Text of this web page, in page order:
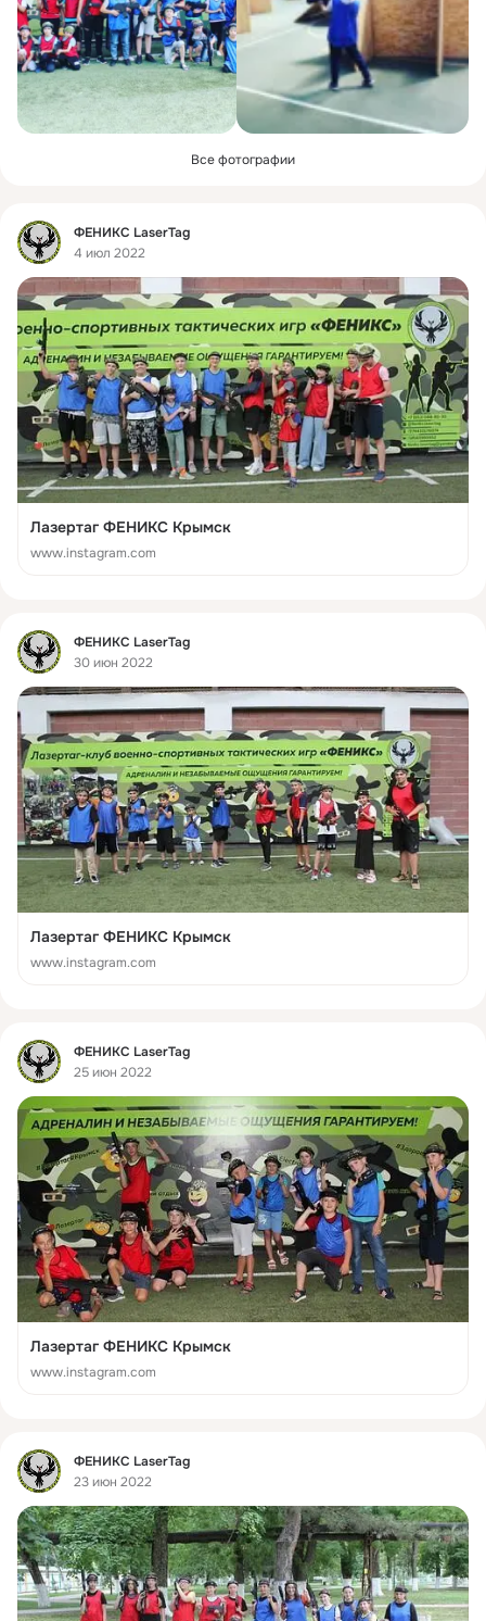
Все фотографии
Фид
ФЕНИКС LaserTag
4 июл 2022
Лазертаг ФЕНИКС Крымск
www.instagram.com
Фид
ФЕНИКС LaserTag
30 июн 2022
Лазертаг ФЕНИКС Крымск
www.instagram.com
Фид
ФЕНИКС LaserTag
25 июн 2022
Лазертаг ФЕНИКС Крымск
www.instagram.com
Фид
ФЕНИКС LaserTag
23 июн 2022